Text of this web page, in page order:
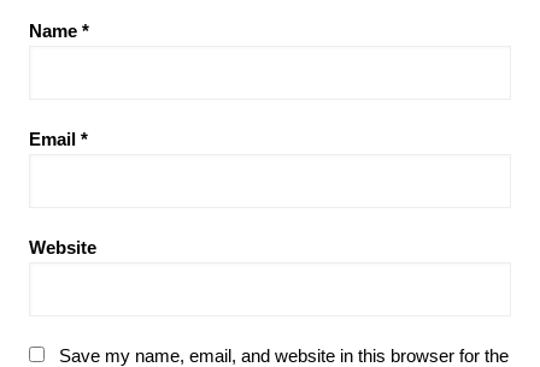
Name *
Email *
Website
Save my name, email, and website in this browser for the